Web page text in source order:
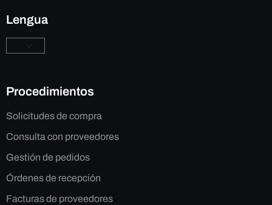
Lengua
Procedimientos
Solicitudes de compra
Consulta con proveedores
Gestión de pedidos
Órdenes de recepción
Facturas de proveedores